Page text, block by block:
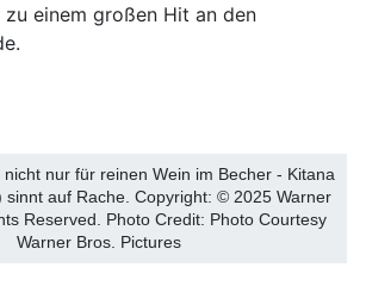
zu einem großen Hit an den
nur für reinen Wein im Becher - Kitana
sinnt auf Rache. Copyright: © 2025 Warner
Reserved. Photo Credit: Photo Courtesy
Warner Bros. Pictures